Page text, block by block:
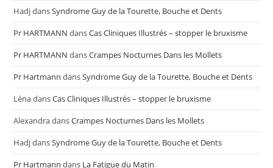
HadjdansSyndrome Guy de la Tourette, Bouche et Dents
Pr HARTMANN dansCas Cliniques Illustrés – stopper le bruxisme
Pr HARTMANN dansCrampes Nocturnes Dans les Mollets
Pr Hartmann dansSyndrome Guy de la Tourette, Bouche et Dents
LénadansCas Cliniques Illustrés – stopper le bruxisme
AlexandradansCrampes Nocturnes Dans les Mollets
HadjdansSyndrome Guy de la Tourette, Bouche et Dents
Pr Hartmann dans La Fatigue du Matin